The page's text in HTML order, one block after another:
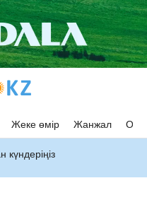
Жеке өмір Жанжал
күндеріңіз